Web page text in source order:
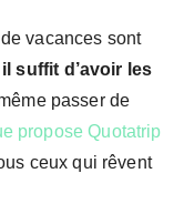
vacances sont
il suffit d’avoir les
passer de
propose Quotatrip
ceux qui rêvent